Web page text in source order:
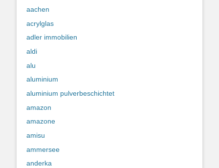
aachen
acrylglas
adler immobilien
aldi
alu
aluminium
aluminium pulverbeschichtet
amazon
amazone
amisu
ammersee
anderka